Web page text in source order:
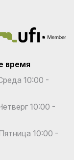
время
10:00 -
10:00 -
10:00 -